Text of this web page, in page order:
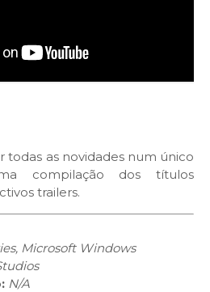
todas as novidades num único
compilação dos títulos
trailers.
Microsoft Windows
N/A